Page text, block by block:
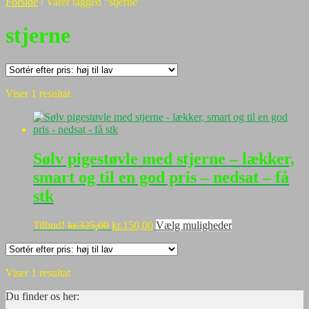
stjerne
Viser 1 resultat
Sølv pigestøvle med stjerne – lækker,
smart og til en god pris – nedsat – få
stk
Tilbud! kr.325,00 Den
pris
kr.150,00Den
Vælg mulighederDette
Viser 1 resultat
Du finder os her: